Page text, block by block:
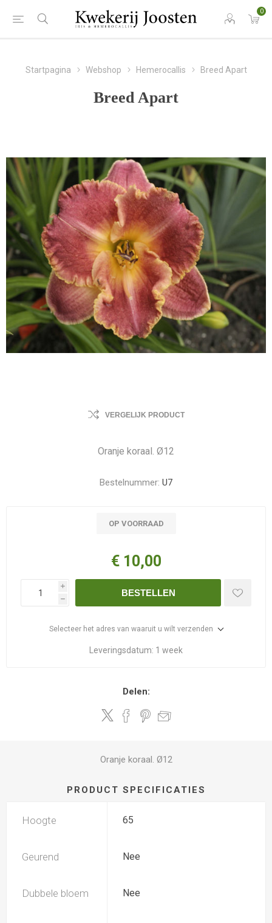
0
Startpagina Webshop Hemerocallis Breed Apart
Breed Apart
VERGELIJK PRODUCT
Oranje koraal. Ø12
Bestelnummer: U7
OP VOORRAAD
€ 10,00
i
h
BESTELLEN
Selecteer het adres van waaruit u wilt verzenden
Leveringsdatum: 1 week
Delen:
Oranje koraal. Ø12
PRODUCT SPECIFICATIES
Hoogte 65
Geurend Nee
Dubbele bloem Nee